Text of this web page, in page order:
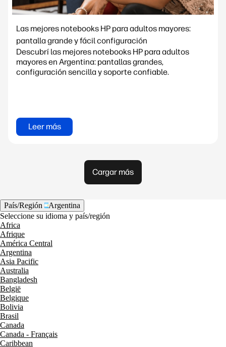
Las mejores notebooks HP para adultos mayores:
pantalla grande y fácil configuración
Descubrí las mejores notebooks HP para adultos
mayores en Argentina: pantallas grandes,
configuración sencilla y soporte confiable.
Leer más
Cargar más
País/Región
Argentina
Seleccione su idioma y país/región
Africa
Afrique
América Central
Argentina
Asia Pacific
Australia
Bangladesh
België
Belgique
Bolivia
Brasil
Canada
Canada - Français
Caribbean